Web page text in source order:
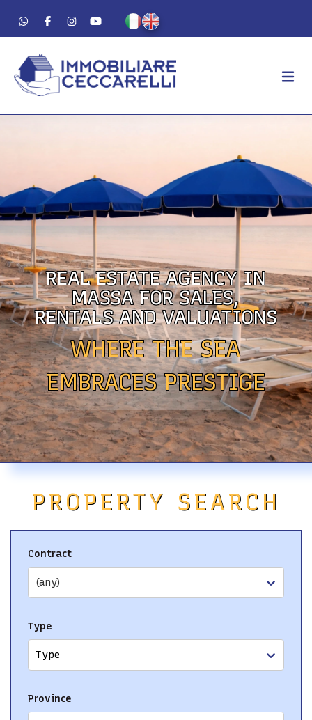
LUXURY
FOR RENT
RESIDENTIAL
COMMERCIAL
VACATION
BLOG
CONTACTS
REAL ESTATE AGENCY IN
MASSA FOR SALES,
RENTALS AND VALUATIONS
WHERE THE SEA
EMBRACES PRESTIGE
PROPERTY SEARCH
Contract
(any)
Type
Type
Province